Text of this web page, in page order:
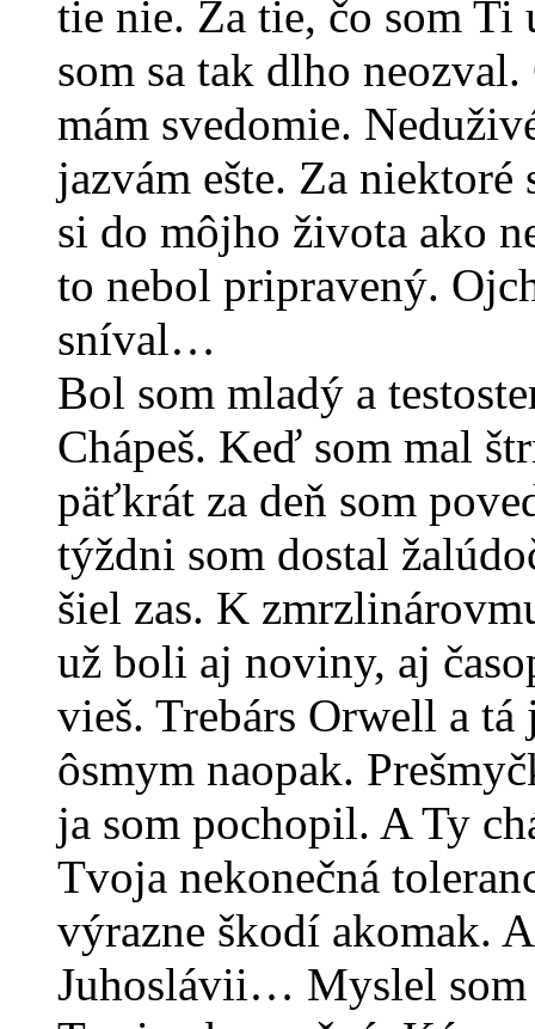
tie nie. Za tie, čo som Ti
som sa tak dlho
mám svedomie.
jazvám ešte. Za
si do môjho života ako
to nebol pripravený.
sníval…
Bol som mladý a
Chápeš. Keď som mal
päťkrát za deň som
týždni som dostal
šiel zas. K
už boli aj noviny, aj
vieš. Trebárs Orwell a
ôsmym naopak.
ja som pochopil. A Ty
Tvoja nekonečná
výrazne škodí akomak.
Juhoslávii… Myslel som